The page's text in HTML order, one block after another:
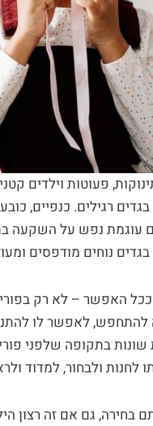
פעוטות וילדים
רגילים. כנפיים,
עוגמת נפש על
בגדים נוחים מודפסים
האפשר – לא רק
לאפשר לו
בתקופה שלפני
ולבחור, למדוד
בחירה, גם אם זה רצון